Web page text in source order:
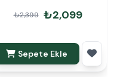
90cm Hediye Paketli
₺2,399 ₺2,099
Sepete Ekle